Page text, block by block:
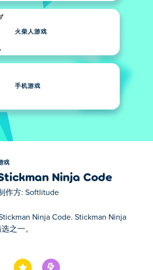
火柴人游戏
手机游戏
戏
Ninja Code
作方: Softlitude
Ninja Code. Stickman Ninja
之一。